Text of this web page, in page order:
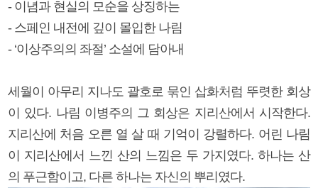
- 이념과 현실의 모순을 상징하는
- 스페인 내전에 깊이 몰입한 나림
- ‘이상주의의 좌절’ 소설에 담아내
세월이 아무리 지나도 괄호로 묶인 삽화처럼 뚜렷한 회상
이 있다. 나림 이병주의 그 회상은 지리산에서 시작한다.
지리산에 처음 오른 열 살 때 기억이 강렬하다. 어린 나림
이 지리산에서 느낀 산의 느낌은 두 가지였다. 하나는 산
의 푸근함이고, 다른 하나는 자신의 뿌리였다.